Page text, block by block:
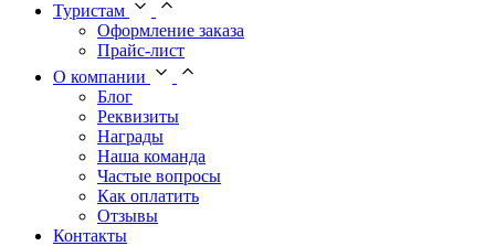
Туристам
Оформление заказа
Прайс-лист
О компании
Блог
Реквизиты
Награды
Наша команда
Частые вопросы
Как оплатить
Отзывы
Контакты